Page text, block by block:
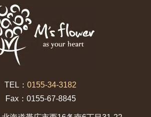
TEL： 0155-34-3182
Fax：0155-67-8845